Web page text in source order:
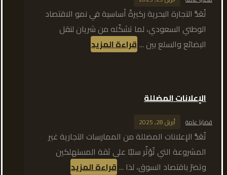
تُعَدُّ التجارة البحرية ركيزةً أساسية في نمو الاقتصاد
الوطني السعودي، لما تشكّله من شريان لنقل
البضائع والسلع بين ...قراءة المزيد
الإعلانات المضللة
قضايا عامة أبريل 28, 2025
تُعَدُّ الإعلانات المضللة من الممارسات التجارية غير
المشروعة التي تُؤثّر سلبًا على ثقة المستهلكين
وتضرّ باقتصاد السوق، لذا ...قراءة المزيد